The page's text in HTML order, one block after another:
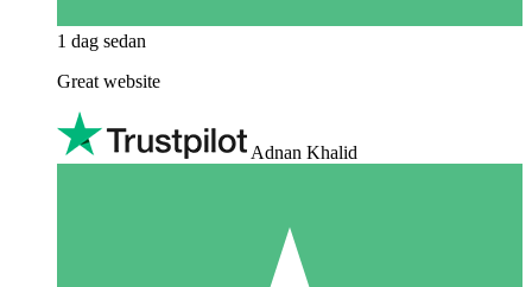
1 dag sedan
Great website
Adnan Khalid